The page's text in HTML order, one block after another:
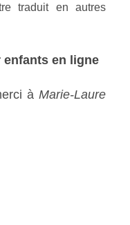
traduit en autres
en ligne
àMarie-Laure